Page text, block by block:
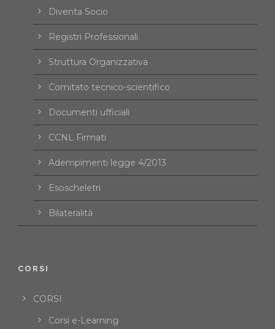
Diventa Socio
Registri Professionali
Struttura Organizzativa
Comitato tecnico-scientifico
Documenti ufficiali
CCNL Firmati
Adempimenti legge 4/2013
Esoscheletri
Bilateralità
CORSI
CORSI
Corsi e-Learning